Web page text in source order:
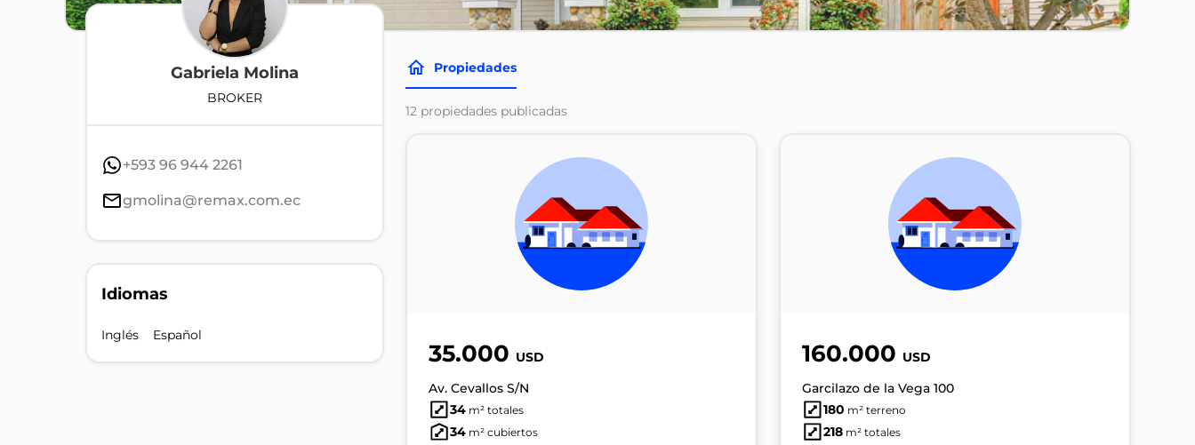
Gabriela Molina
BROKER
+593 96 944 2261
gmolina@remax.com.ec
Idiomas
Inglés Español
Propiedades
12 propiedades publicadas
35.000 USD
Av. Cevallos S/N
34 m² totales
34 m² cubiertos
160.000 USD
Garcilazo de la Vega 100
180 m² terreno
218 m² totales